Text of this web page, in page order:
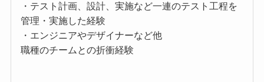
・テスト計画、設計、実施など一連のテスト工程を
管理・実施した経験
・エンジニアやデザイナーなど他
職種のチームとの折衝経験